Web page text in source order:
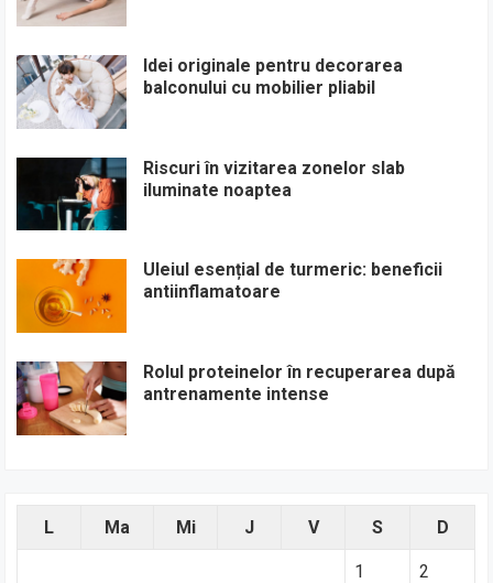
Idei originale pentru decorarea
balconului cu mobilier pliabil
Riscuri în vizitarea zonelor slab
iluminate noaptea
Uleiul esențial de turmeric: beneficii
antiinflamatoare
Rolul proteinelor în recuperarea după
antrenamente intense
L Ma Mi J V S D
1 2